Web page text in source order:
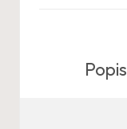
Popis